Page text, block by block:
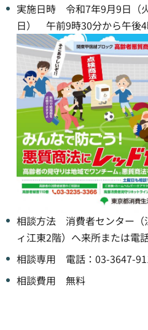
実施日時 令和7年9月9日（
日） 午前9時30分から午後
相談方法 消費者センター（
ィ江東2階）へ来所または電
相談専用 電話：03-3647-
相談費用 無料